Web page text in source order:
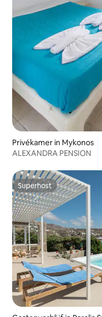
Privékamer in Mykonos
ALEXANDRA PENSION
Superhost
Superhost